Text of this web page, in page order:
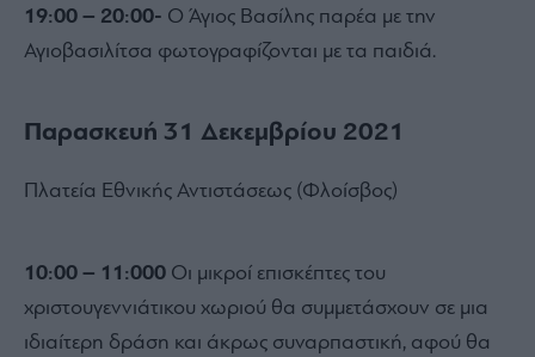
19:00 – 20:00- Ο Άγιος Βασίλης παρέα µε την
Αγιοβασιλίτσα φωτογραφίζονται µε τα παιδιά.
Παρασκευή 31 Δεκεμβρίου 2021
Πλατεία Εθνικής Αντιστάσεως (Φλοίσβος)
10:00 – 11:000 Οι µικροί επισκέπτες του
χριστουγεννιάτικου χωριού θα συµµετάσχουν σε µια
ιδιαίτερη δράση και άκρως συναρπαστική, αφού θα